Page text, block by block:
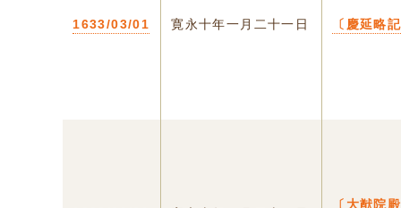
1633/03/01 寛永十年一月二十一日 〔慶延略
〔大猷院